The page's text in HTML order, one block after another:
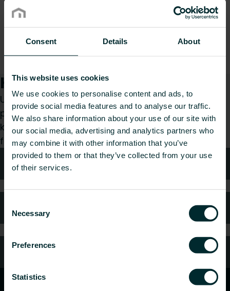
Consent Details About
This website uses cookies
We use cookies to personalise content and ads, to
provide social media features and to analyse our traffic.
We also share information about your use of our site with
our social media, advertising and analytics partners who
may combine it with other information that you’ve
provided to them or that they’ve collected from your use
of their services.
Selection
Necessary
Preferences
Statistics
Hvordan kan vi hjælpe dig?
Uanset om du er specificerer, installatør, arkitekt,
planlægger, grossist eller slutbruger, så vælg en
kategori, og vi vil med glæde tage os af din
forespørgsel.
Teknisk rådgivning
Ofte stillede spørgsmål
Kundeservice